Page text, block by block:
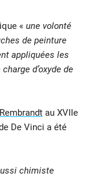
« une volonté
de peinture
appliquées les
d’oxyde de
Rembrandt au XVIIe
De Vinci a été
chimiste